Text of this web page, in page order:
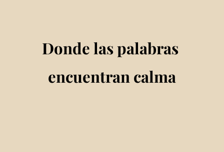
Donde las palabras
encuentran calma